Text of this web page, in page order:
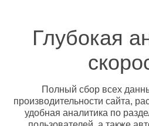
Глубокая
Полный сбор всех
производительности сайта,
удобная аналитика по